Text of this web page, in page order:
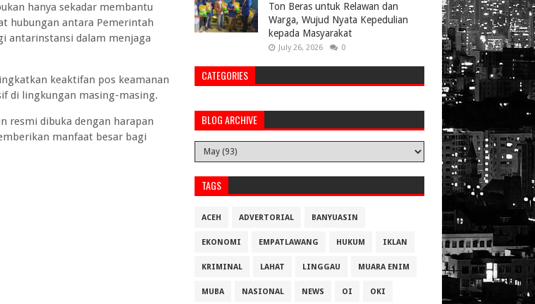
hanya sekadar membantu
hubungan antara Pemerintah
antarinstansi dalam menjaga
keaktifan pos keamanan
di lingkungan masing-masing.
resmi dibuka dengan harapan
manfaat besar bagi
Ton Beras untuk Relawan dan
Warga, Wujud Nyata Kepedulian
kepada Masyarakat
July 26, 2026 0
CATEGORIES
BLOG ARCHIVE
TAGS
ACEH ADVERTORIAL BANYUASIN
EKONOMI EMPATLAWANG HUKUM IKLAN
KRIMINAL LAHAT LINGGAU MUARA ENIM
MUBA NASIONAL NEWS OI OKI